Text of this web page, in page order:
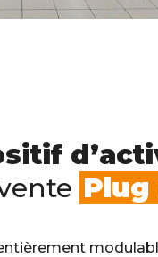
Plug